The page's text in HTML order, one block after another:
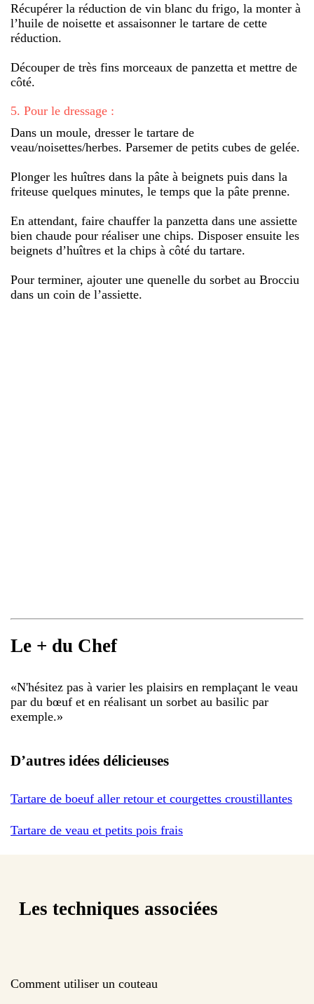
Récupérer la réduction de vin blanc du frigo, la monter à
l’huile de noisette et assaisonner le tartare de cette
réduction.
Découper de très fins morceaux de panzetta et mettre de
côté.
5. Pour le dressage :
Dans un moule, dresser le tartare de
veau/noisettes/herbes. Parsemer de petits cubes de gelée.
Plonger les huîtres dans la pâte à beignets puis dans la
friteuse quelques minutes, le temps que la pâte prenne.
En attendant, faire chauffer la panzetta dans une assiette
bien chaude pour réaliser une chips. Disposer ensuite les
beignets d’huîtres et la chips à côté du tartare.
Pour terminer, ajouter une quenelle du sorbet au Brocciu
dans un coin de l’assiette.
Le + du Chef
«N'hésitez pas à varier les plaisirs en remplaçant le veau
par du bœuf et en réalisant un sorbet au basilic par
exemple.»
D’autres idées délicieuses
Tartare de boeuf aller retour et courgettes croustillantes
Tartare de veau et petits pois frais
Les techniques associées
Comment utiliser un couteau